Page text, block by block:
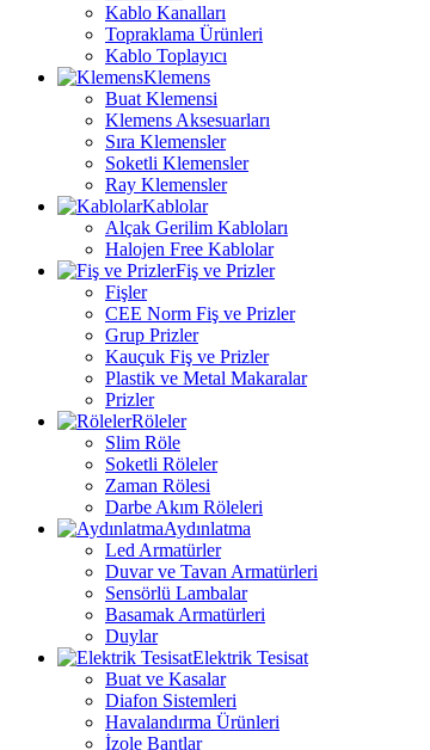
Kablo Kanalları
Topraklama Ürünleri
Kablo Toplayıcı
Klemens
Buat Klemensi
Klemens Aksesuarları
Sıra Klemensler
Soketli Klemensler
Ray Klemensler
Kablolar
Alçak Gerilim Kabloları
Halojen Free Kablolar
Fiş ve Prizler
Fişler
CEE Norm Fiş ve Prizler
Grup Prizler
Kauçuk Fiş ve Prizler
Plastik ve Metal Makaralar
Prizler
Röleler
Slim Röle
Soketli Röleler
Zaman Rölesi
Darbe Akım Röleleri
Aydınlatma
Led Armatürler
Duvar ve Tavan Armatürleri
Sensörlü Lambalar
Basamak Armatürleri
Duylar
Elektrik Tesisat
Buat ve Kasalar
Diafon Sistemleri
Havalandırma Ürünleri
İzole Bantlar